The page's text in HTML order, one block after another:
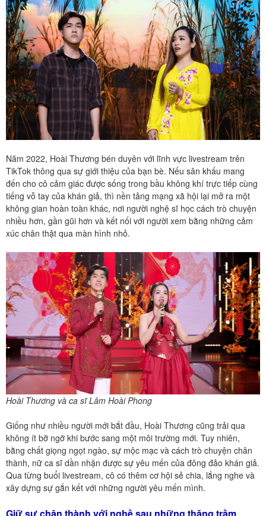
Năm 2022, Hoài Thương bén duyên với lĩnh vực livestream trên
TikTok thông qua sự giới thiệu của bạn bè. Nếu sân khấu mang
đến cho cô cảm giác được sống trong bầu không khí trực tiếp cùng
tiếng vỗ tay của khán giả, thì nền tảng mạng xã hội lại mở ra một
không gian hoàn toàn khác, nơi người nghệ sĩ học cách trò chuyện
nhiều hơn, gần gũi hơn và kết nối với người xem bằng những cảm
xúc chân thật qua màn hình nhỏ.
Hoài Thương và ca sĩ Lâm Hoài Phong
Giống như nhiều người mới bắt đầu, Hoài Thương cũng trải qua
không ít bỡ ngỡ khi bước sang một môi trường mới. Tuy nhiên,
bằng chất giọng ngọt ngào, sự mộc mạc và cách trò chuyện chân
thành, nữ ca sĩ dần nhận được sự yêu mến của đông đảo khán giả.
Qua từng buổi livestream, cô có thêm cơ hội sẻ chia, lắng nghe và
xây dựng sự gắn kết với những người yêu mến mình.